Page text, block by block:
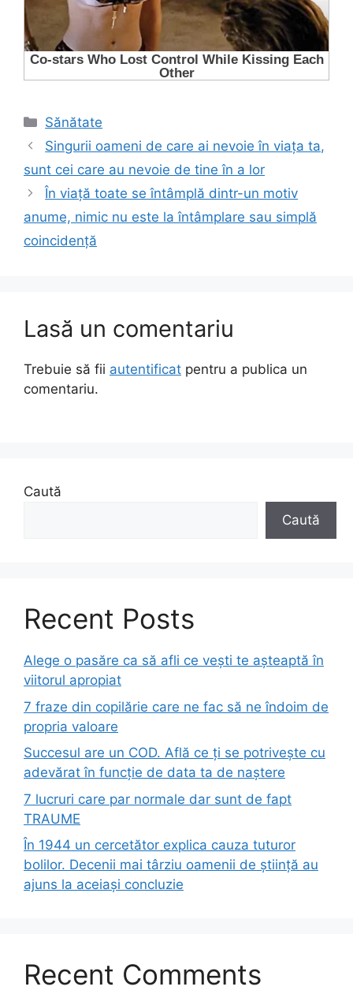
Categorii
Sănătate
Singurii oameni de care ai nevoie în viața ta,
sunt cei care au nevoie de tine în a lor
În viață toate se întâmplă dintr-un motiv
anume, nimic nu este la întâmplare sau simplă
coincidență
Lasă un comentariu
Trebuie să fii autentificat pentru a publica un
comentariu.
Caută
Caută
Recent Posts
Alege o pasăre ca să afli ce vești te așteaptă în
viitorul apropiat
7 fraze din copilărie care ne fac să ne îndoim de
propria valoare
Succesul are un COD. Află ce ți se potrivește cu
adevărat în funcție de data ta de naștere
7 lucruri care par normale dar sunt de fapt
TRAUME
În 1944 un cercetător explica cauza tuturor
bolilor. Decenii mai târziu oamenii de știință au
ajuns la aceiași concluzie
Recent Comments